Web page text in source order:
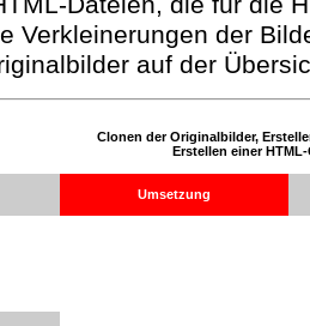
Verkleinerungen der
auf der
Clonen der Originalbilder,
Erstellen einer HTML-
Umsetzung